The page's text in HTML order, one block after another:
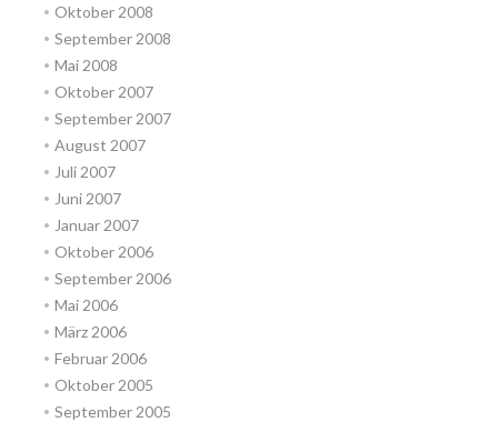
Oktober 2008
September 2008
Mai 2008
Oktober 2007
September 2007
August 2007
Juli 2007
Juni 2007
Januar 2007
Oktober 2006
September 2006
Mai 2006
März 2006
Februar 2006
Oktober 2005
September 2005